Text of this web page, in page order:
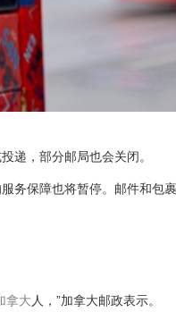
递，部分邮局也会关闭。
务保障也将暂停。邮件和包
拿大人，”加拿大邮政表示。